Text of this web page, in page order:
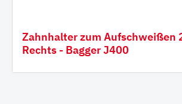
Zahnhalter zum Aufschweißen
Rechts - Bagger J400